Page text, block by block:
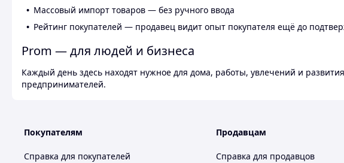
Массовый импорт товаров — без ручного ввода
Рейтинг покупателей — продавец видит опыт покупателя ещё до
Prom — для людей и бизнеса
Каждый день здесь находят нужное для дома, работы, увлечений и
предпринимателей.
Покупателям
Справка для покупателей
Продавцам
Справка для продавцов